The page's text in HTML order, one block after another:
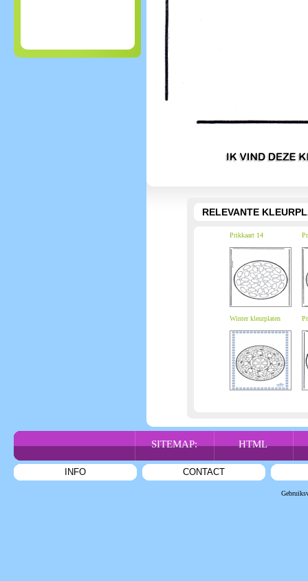
RELEVANTE
Prikkaart 14
Winter kleurplaten
SITEMAP: HTML
INFO CONTACT